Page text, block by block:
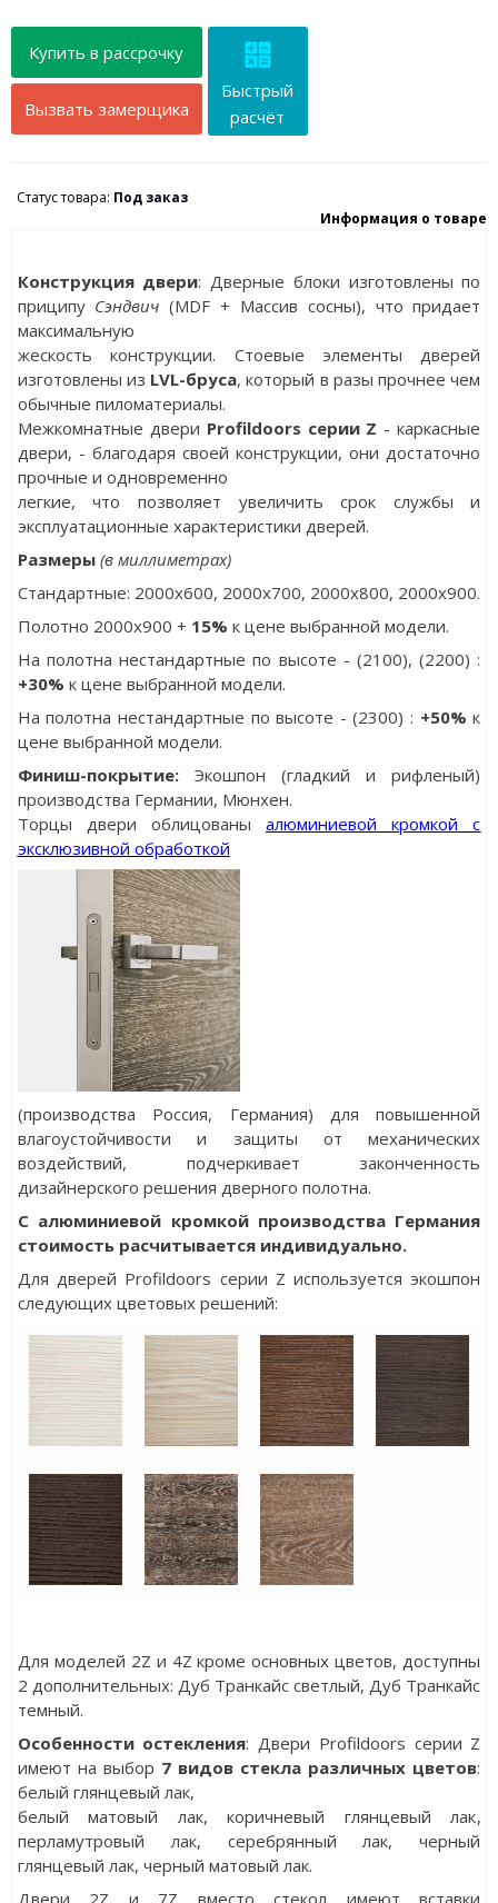
Купить в рассрочку
Вызвать замерщика
Быстрый
расчёт
Статус товара: Под заказ
Информация о товаре
Конструкция двери: Дверные блоки изготовлены по
приципу Сэндвич (MDF + Массив сосны), что придает
максимальную
жескость конструкции. Стоевые элементы дверей
изготовлены из LVL-бруса, который в разы прочнее чем
обычные пиломатериалы.
Межкомнатные двери Profildoors серии Z - каркасные
двери, - благодаря своей конструкции, они достаточно
прочные и одновременно
легкие, что позволяет увеличить срок службы и
эксплуатационные характеристики дверей.
Размеры (в миллиметрах)
Стандартные: 2000х600, 2000x700, 2000x800, 2000x900.
Полотно 2000x900 + 15% к цене выбранной модели.
На полотна нестандартные по высоте - (2100), (2200) :
+30% к цене выбранной модели.
На полотна нестандартные по высоте - (2300) : +50% к
цене выбранной модели.
Финиш-покрытие: Экошпон (гладкий и рифленый)
производства Германии, Мюнхен.
Торцы двери облицованыалюминиевой кромкой с
эксклюзивной обработкой
(производства Россия, Германия) для повышенной
влагоустойчивости и защиты от механических
воздействий, подчеркивает законченность
дизайнерского решения дверного полотна.
С алюминиевой кромкой производства Германия
стоимость расчитывается индивидуально.
Для дверей Profildoors серии Z используется экошпон
следующих цветовых решений:
Для моделей 2Z и 4Z кроме основных цветов, доступны
2 дополнительных: Дуб Транкайс светлый, Дуб Транкайс
темный.
Особенности остекления: Двери Profildoors серии Z
имеют на выбор 7 видов стекла различных цветов:
белый глянцевый лак,
белый матовый лак,коричневый глянцевый лак,
перламутровый лак, серебрянный лак,черный
глянцевый лак, черный матовый лак.
Двери 2Z и 7Z вместо стекол имеют вставки